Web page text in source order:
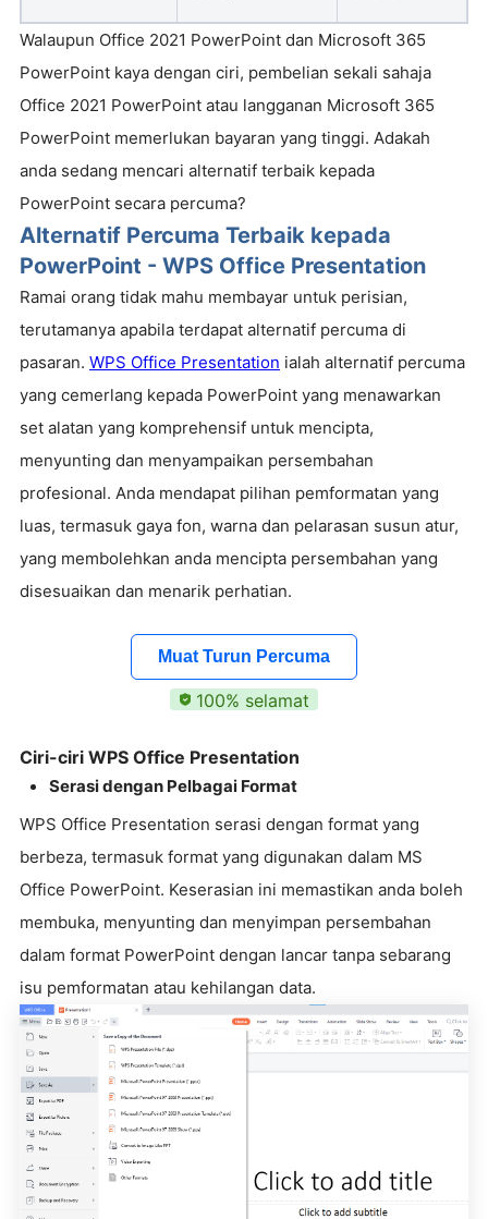
Walaupun Office 2021 PowerPoint dan Microsoft 365
PowerPoint kaya dengan ciri, pembelian sekali sahaja
Office 2021 PowerPoint atau langganan Microsoft 365
PowerPoint memerlukan bayaran yang tinggi. Adakah
anda sedang mencari alternatif terbaik kepada
PowerPoint secara percuma?
Alternatif Percuma Terbaik kepada
PowerPoint - WPS Office Presentation
Ramai orang tidak mahu membayar untuk perisian,
terutamanya apabila terdapat alternatif percuma di
pasaran. WPS Office Presentation ialah alternatif percuma
yang cemerlang kepada PowerPoint yang menawarkan
set alatan yang komprehensif untuk mencipta,
menyunting dan menyampaikan persembahan
profesional. Anda mendapat pilihan pemformatan yang
luas, termasuk gaya fon, warna dan pelarasan susun atur,
yang membolehkan anda mencipta persembahan yang
disesuaikan dan menarik perhatian.
Muat Turun Percuma
100% selamat
Ciri-ciri WPS Office Presentation
Serasi dengan Pelbagai Format
WPS Office Presentation serasi dengan format yang
berbeza, termasuk format yang digunakan dalam MS
Office PowerPoint. Keserasian ini memastikan anda boleh
membuka, menyunting dan menyimpan persembahan
dalam format PowerPoint dengan lancar tanpa sebarang
isu pemformatan atau kehilangan data.